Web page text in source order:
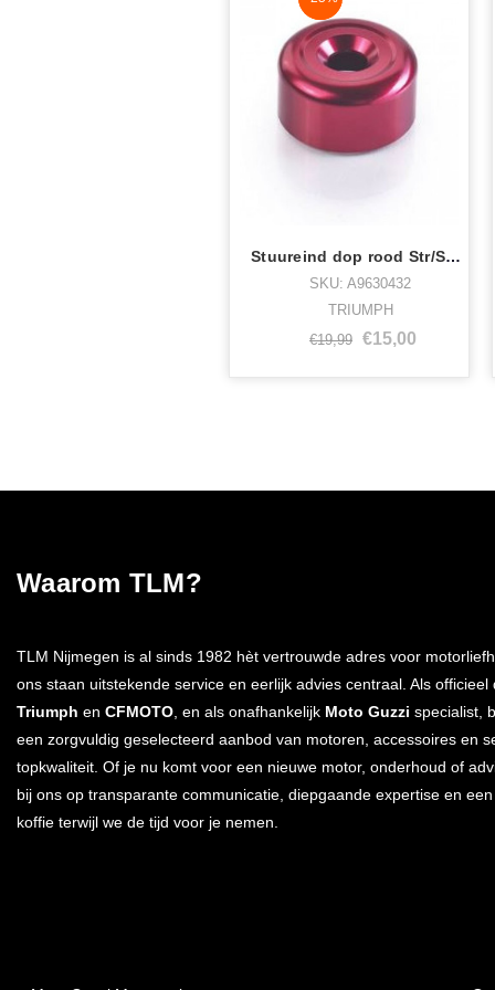
Stuureind dop rood Str/Sp,triple,Scrambl
SKU: A9630432
TRIUMPH
€19,99 €15,00
Waarom TLM?
TLM Nijmegen is al sinds 1982 hèt vertrouwde adres voor
ons staan uitstekende service en eerlijk advies centraal. Als officieel
Triumph en CFMOTO , en als onafhankelijk Moto Guzzi specialist,
een zorgvuldig geselecteerd aanbod van motoren, accessoires en
topkwaliteit. Of je nu komt voor een nieuwe motor, onderhoud of
bij ons op transparante communicatie, diepgaande expertise en
koffie terwijl we de tijd voor je nemen.